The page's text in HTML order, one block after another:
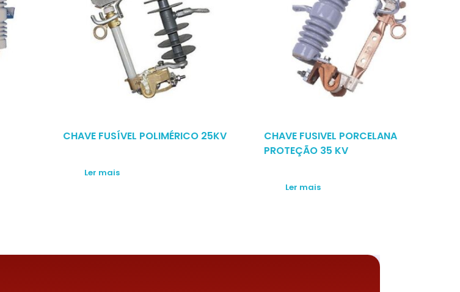
CHAVE FUSÍVEL POLIMÉRICO 25KV
Ler mais
CHAVE FUSIVEL PORCELANA
PROTEÇÃO 35 KV
Ler mais